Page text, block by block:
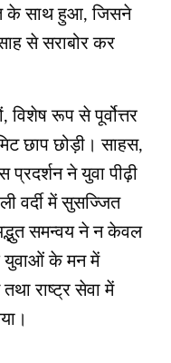
के साथ हुआ, जिसने
से सराबोर कर
विशेष रूप से पूर्वोत्तर
छाप छोड़ी। साहस,
ने युवा पीढ़ी
वर्दी में सुसज्जित
समन्वय ने न केवल
युवाओं के मन में
राष्ट्र सेवा में